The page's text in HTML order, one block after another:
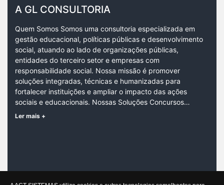
A GL CONSULTORIA
Quem Somos Somos uma consultoria especializada em
gestão educacional, políticas públicas e desenvolvimento
social, atuando ao lado de organizações públicas,
entidades do terceiro setor e empresas com
responsabilidade social. Nossa missão é promover
soluções integradas, técnicas e humanizadas para
fortalecer instituições e ampliar o impacto das ações
sociais e educacionais. Nossas Soluções Concursos…
Ler mais +
CONTATO